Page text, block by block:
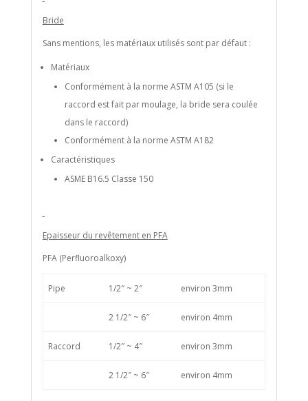
Bride
Sans mentions, les matériaux utilisés sont par défaut :
Matériaux
Conformément à la norme ASTM A105 (si le
raccord est fait par moulage, la bride sera coulée
dans le raccord)
Conformément à la norme ASTM A182
Caractéristiques
ASME B16.5 Classe 150
Epaisseur du revêtement en PFA
PFA (Perfluoroalkoxy)
Pipe 1/2″ ~ 2″ environ 3mm
2 1/2″ ~ 6″ environ 4mm
Raccord 1/2″ ~ 4″ environ 3mm
2 1/2″ ~ 6″ environ 4mm